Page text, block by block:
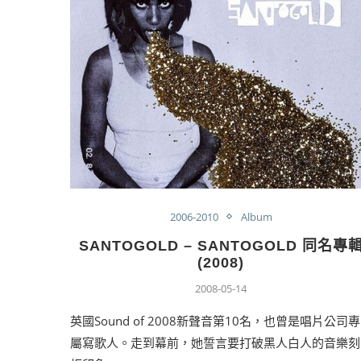
2006-2010 Album
SANTOGOLD – SANTOGOLD 同名專
(2008)
2008-05-14
英國Sound of 2008新聲音第10名，也曾是唱片公司專
屬寫歌人。走到幕前，她誓言要打破黑人白人的音樂刻